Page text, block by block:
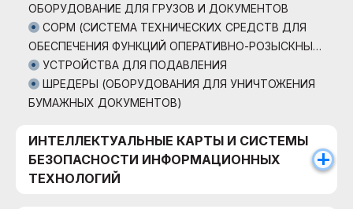
ОБОРУДОВАНИЕ ДЛЯ ГРУЗОВ И ДОКУМЕНТОВ
СОРМ (СИСТЕМА ТЕХНИЧЕСКИХ СРЕДСТВ ДЛЯ
ОБЕСПЕЧЕНИЯ ФУНКЦИЙ ОПЕРАТИВНО-РОЗЫСКНЫХ
МЕРОПРИЯТИЙ)
УСТРОЙСТВА ДЛЯ ПОДАВЛЕНИЯ
ШРЕДЕРЫ (ОБОРУДОВАНИЯ ДЛЯ УНИЧТОЖЕНИЯ
БУМАЖНЫХ ДОКУМЕНТОВ)
ИНТЕЛЛЕКТУАЛЬНЫЕ КАРТЫ И СИСТЕМЫ
БЕЗОПАСНОСТИ ИНФОРМАЦИОННЫХ
ТЕХНОЛОГИЙ